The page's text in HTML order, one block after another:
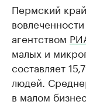
Пермский
агентством
малых и
составляет
людей.
в малом